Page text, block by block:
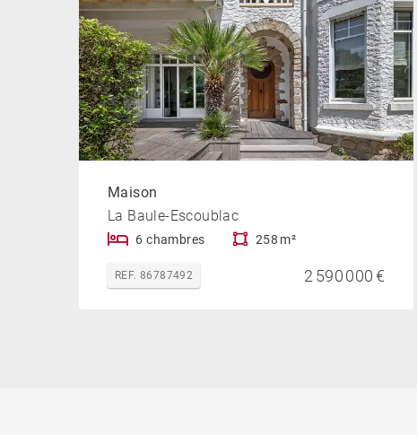
Maison
La Baule-Escoublac
6 chambres 258 m²
REF. 86787492 2 590 000 €